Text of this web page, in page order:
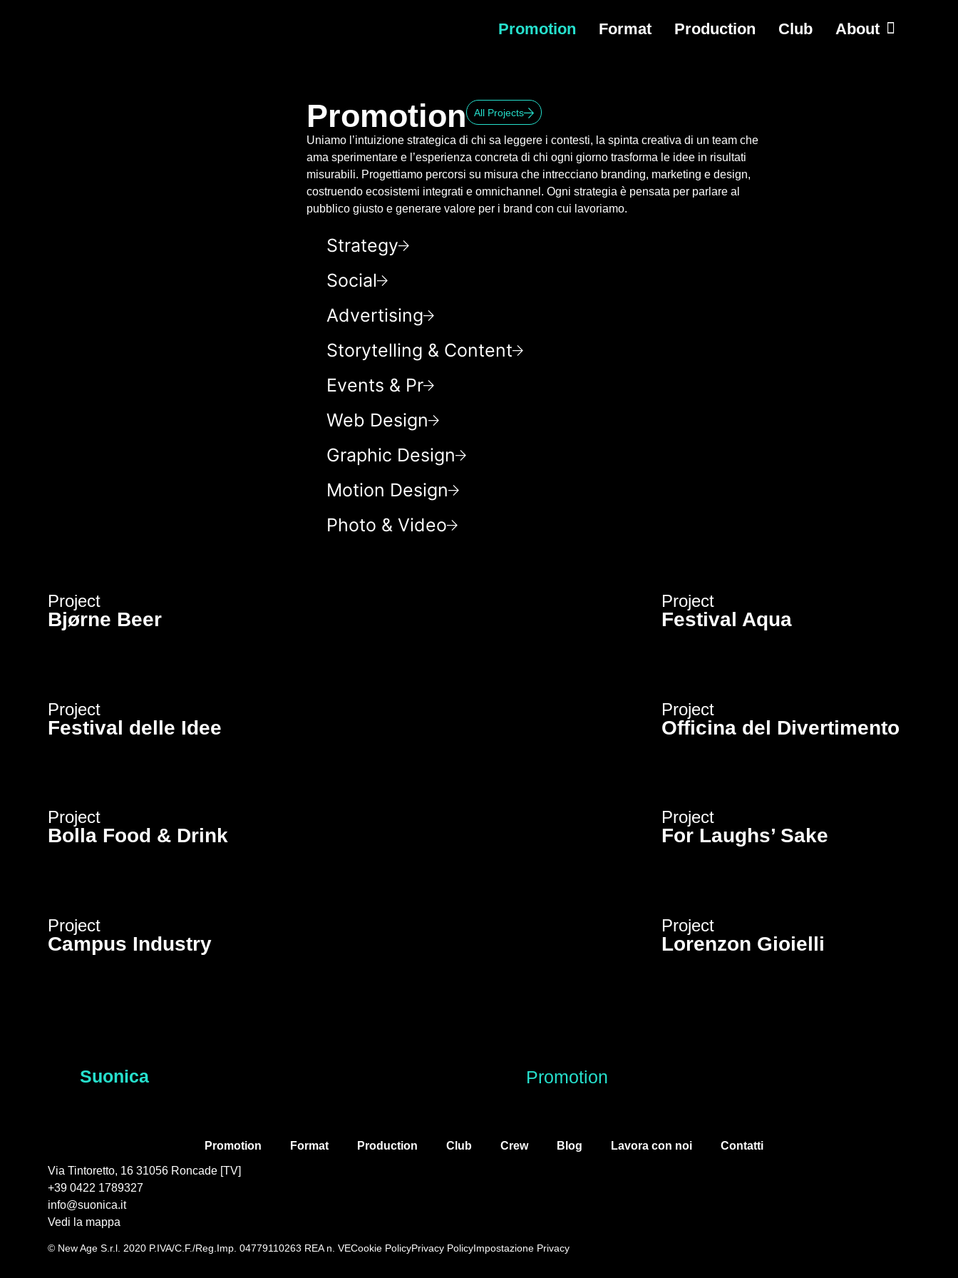
Promotion Format Production Club About
Promotion All Projects
Uniamo l’intuizione strategica di chi sa leggere i contesti, la spinta creativa di un team che
ama sperimentare e l’esperienza concreta di chi ogni giorno trasforma le idee in risultati
misurabili. Progettiamo percorsi su misura che intrecciano branding, marketing e design,
costruendo ecosistemi integrati e omnichannel. Ogni strategia è pensata per parlare al
pubblico giusto e generare valore per i brand con cui lavoriamo.
Strategy
Social
Advertising
Storytelling & Content
Events & Pr
Web Design
Graphic Design
Motion Design
Photo & Video
Project
Bjørne Beer
Project
Festival Aqua
Project
Festival delle Idee
Project
Officina del Divertimento
Project
Bolla Food & Drink
Project
For Laughs’ Sake
Project
Campus Industry
Project
Lorenzon Gioielli
Suonica Promotion
Promotion Format Production Club Crew Blog Lavora con noi Contatti
Via Tintoretto, 16 31056 Roncade [TV]
+39 0422 1789327
info@suonica.it
Vedi la mappa
© New Age S.r.l. 2020 P.IVA/C.F./Reg.Imp. 04779110263 REA n. VECookie PolicyPrivacy PolicyImpostazione Privacy